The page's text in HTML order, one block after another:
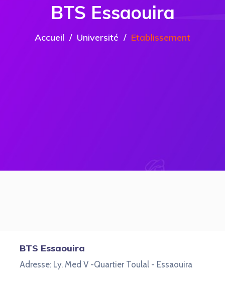
BTS Essaouira
Accueil Université Etablissement
BTS Essaouira
Adresse: Ly. Med V -Quartier Toulal - Essaouira